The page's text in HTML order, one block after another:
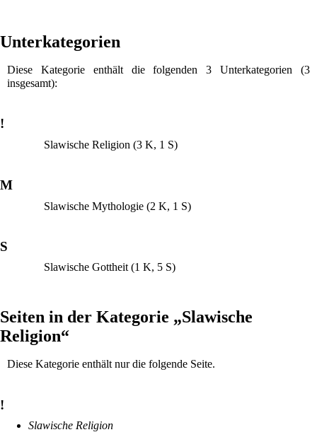
Unterkategorien
Diese Kategorie enthält die folgenden 3 Unterkategorien (3
insgesamt):
!
Slawische Religion (3 K, 1 S)
M
Slawische Mythologie (2 K, 1 S)
S
Slawische Gottheit (1 K, 5 S)
Seiten in der Kategorie „Slawische
Religion“
Diese Kategorie enthält nur die folgende Seite.
!
Slawische Religion